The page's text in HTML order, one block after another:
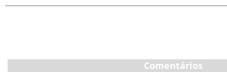
Comentários